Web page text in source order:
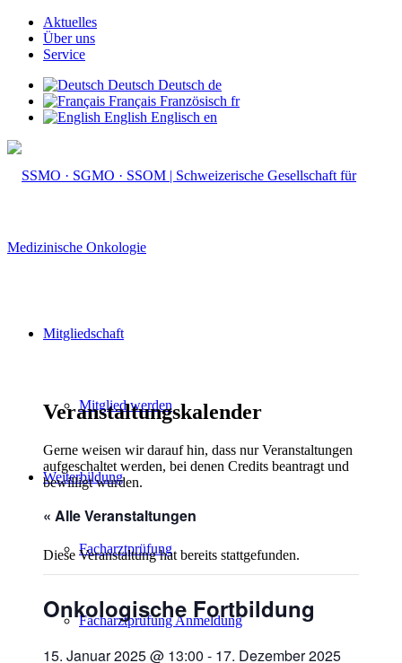
Aktuelles
Über uns
Service
Deutsch Deutsch de
Français Französisch fr
English Englisch en
Mitgliedschaft
Mitglied werden
Weiterbildung
Facharztprüfung
Facharztprüfung Anmeldung
Veranstaltungskalender
Gerne weisen wir darauf hin, dass nur Veranstaltungen
aufgeschaltet werden, bei denen Credits beantragt und
bewilligt wurden.
« Alle Veranstaltungen
Diese Veranstaltung hat bereits stattgefunden.
Onkologische Fortbildung
15. Januar 2025 @ 13:00 - 17. Dezember 2025